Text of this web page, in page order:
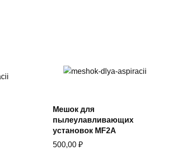
Купить в один клик
Мешок для
пылеулавливающих
установок MF2A
500,00 ₽